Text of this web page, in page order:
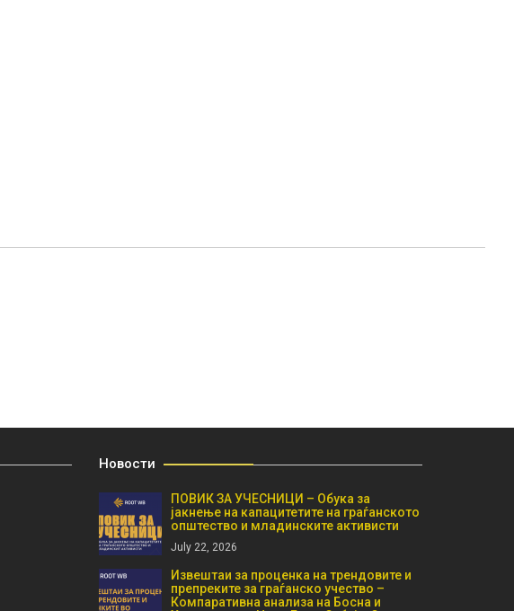
Новости
ПОВИК ЗА УЧЕСНИЦИ – Обука за
јакнење на капацитетите на граѓанското
општество и младинските активисти
July 22, 2026
Извештаи за проценка на трендовите и
препреките за граѓанско учество –
Компаративна анализа на Босна и